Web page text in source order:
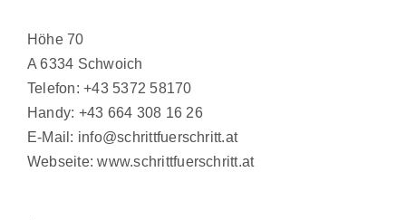
Höhe 70
A 6334 Schwoich
Telefon:+43 5372 58170
Handy: +43 664 308 16 26
E-Mail: info@schrittfuerschritt.at
Webseite:www.schrittfuerschritt.at